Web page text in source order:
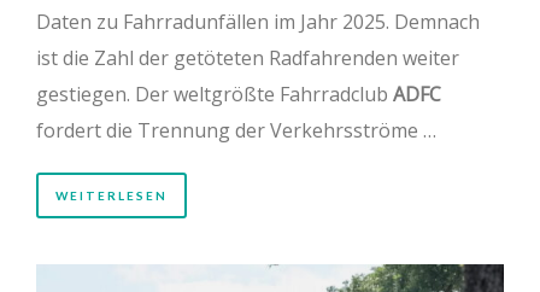
Daten zu Fahrradunfällen im Jahr 2025. Demnach
ist die Zahl der getöteten Radfahrenden weiter
gestiegen. Der weltgrößte Fahrradclub ADFC
fordert die Trennung der Verkehrsströme …
WEITERLESEN